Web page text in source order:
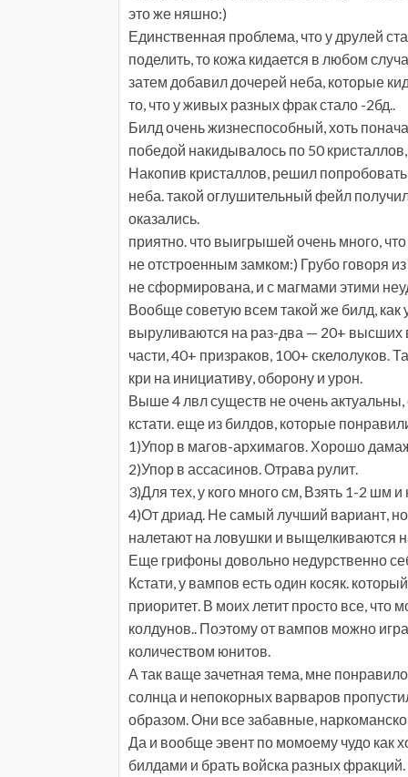
это же няшно:)
Единственная проблема, что у друлей
поделить, то кожа кидается в любом
затем добавил дочерей неба, которые
то, что у живых разных фрак стало -2бд..
Билд очень жизнеспособный, хоть
победой накидывалось по 50 кристаллов,
Накопив кристаллов, решил
неба. такой оглушительный фейл
оказались.
приятно. что выигрышей очень много,
не отстроенным замком:) Грубо говоря
не сформирована, и с магмами этими
Вообще советую всем такой же билд,
выруливаются на раз-два — 20+ высших
части, 40+ призраков, 100+ скелолуков.
кри на инициативу, оборону и урон.
Выше 4 лвл существ не очень
кстати. еще из билдов, которые
1)Упор в магов-архимагов. Хорошо
2)Упор в ассасинов. Отрава рулит.
3)Для тех, у кого много см, Взять 1-2 шм
4)От дриад. Не самый лучший вариант,
налетают на ловушки и выщелкиваются
Еще грифоны довольно недурственно
Кстати, у вампов есть один косяк.
приоритет. В моих летит просто все, что
колдунов.. Поэтому от вампов можно
количеством юнитов.
А так ваще зачетная тема, мне
солнца и непокорных варваров
образом. Они все забавные,
Да и вообще эвент по момоему чудо как
билдами и брать войска разных